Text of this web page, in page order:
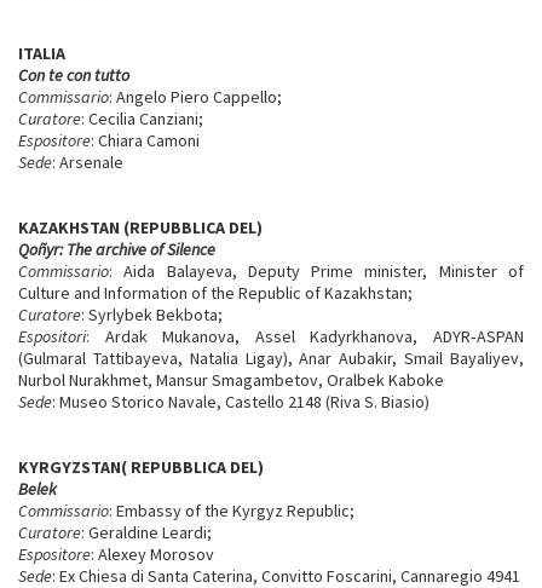
ITALIA
Con te con tutto
Commissario: Angelo Piero Cappello;
Curatore: Cecilia Canziani;
Espositore: Chiara Camoni
Sede: Arsenale
KAZAKHSTAN (REPUBBLICA DEL)
Qoñyr: The archive of Silence
Commissario: Aida Balayeva, Deputy Prime minister, Minister of
Culture and Information of the Republic of Kazakhstan;
Curatore: Syrlybek Bekbota;
Espositori: Ardak Mukanova, Assel Kadyrkhanova, ADYR‑ASPAN
(Gulmaral Tattibayeva, Natalia Ligay), Anar Aubakir, Smail Bayaliyev,
Nurbol Nurakhmet, Mansur Smagambetov, Oralbek Kaboke
Sede: Museo Storico Navale, Castello 2148 (Riva S. Biasio)
KYRGYZSTAN( REPUBBLICA DEL)
Belek
Commissario: Embassy of the Kyrgyz Republic;
Curatore: Geraldine Leardi;
Espositore: Alexey Morosov
Sede: Ex Chiesa di Santa Caterina, Convitto Foscarini, Cannaregio 4941